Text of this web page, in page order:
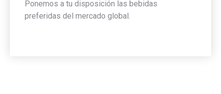
Ponemos a tu disposición las bebidas
preferidas del mercado global.